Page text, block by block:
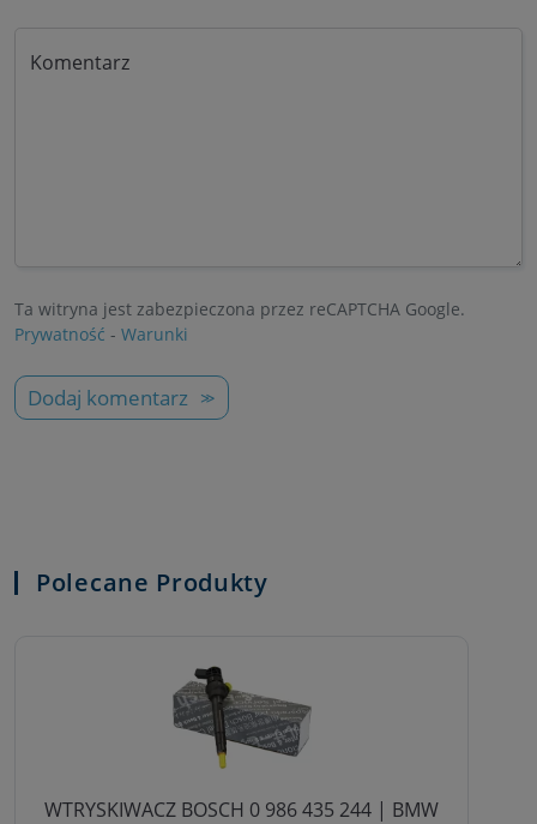
Komentarz
Ta witryna jest zabezpieczona przez reCAPTCHA Google.
Prywatność - Warunki
Dodaj komentarz
Polecane Produkty
WTRYSKIWACZ BOSCH 0 986 435 244 | BMW